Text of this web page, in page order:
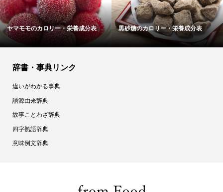
強力粉のカロリー・栄養成分表 トマトペーストのカロリー・栄
辞書・事典リンク
違いがわかる事典
語源由来辞典
故事ことわざ辞典
四字熟語辞典
意味例文辞典